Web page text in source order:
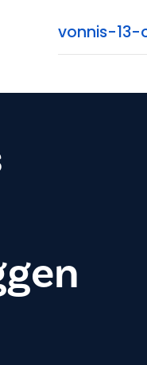
vonnis-